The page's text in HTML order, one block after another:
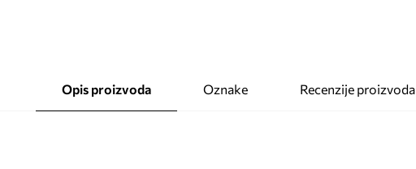
Opis proizvoda Oznake Recenzije proizvoda